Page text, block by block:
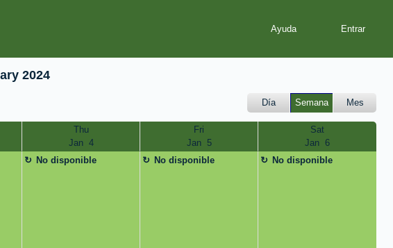
Ayuda
2024
Día Semana Mes
Thu
Jan  4
Fri
Jan  5
Sat
Jan  6
No disponible No disponible
No disponible